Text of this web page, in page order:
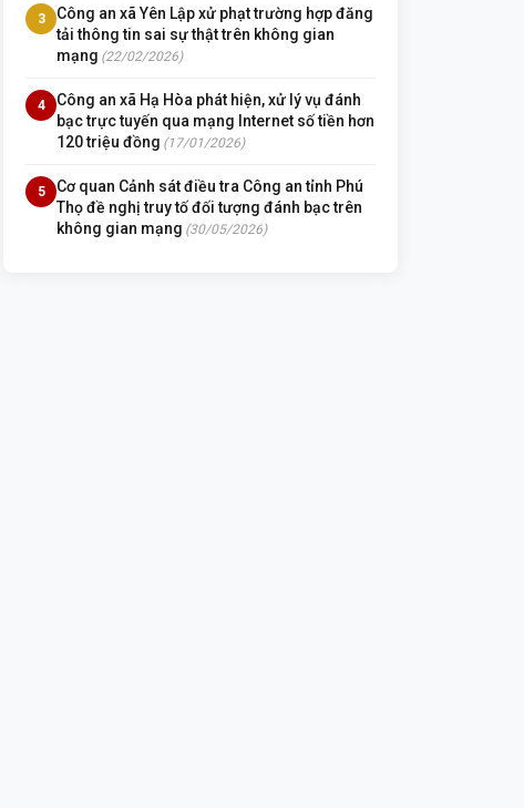
3
Công an xã Yên Lập xử phạt trường hợp đăng
tải thông tin sai sự thật trên không gian
mạng (22/02/2026)
4
Công an xã Hạ Hòa phát hiện, xử lý vụ đánh
bạc trực tuyến qua mạng Internet số tiền hơn
120 triệu đồng (17/01/2026)
5
Cơ quan Cảnh sát điều tra Công an tỉnh Phú
Thọ đề nghị truy tố đối tượng đánh bạc trên
không gian mạng (30/05/2026)